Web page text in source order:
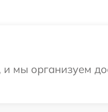
мы организуем